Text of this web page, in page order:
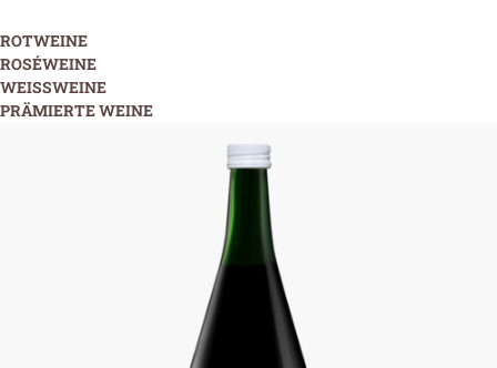
ROTWEINE
ROSÉWEINE
WEISSWEINE
PRÄMIERTE WEINE